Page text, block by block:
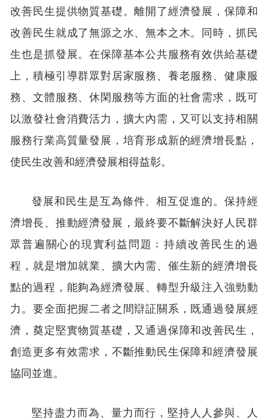
改善民生提供物質基礎。離開了經濟發展，保障和
改善民生就成了無源之水、無本之木。同時，抓民
生也是抓發展。在保障基本公共服務有效供給基礎
上，積極引導群眾對居家服務、養老服務、健康服
務、文體服務、休閑服務等方面的社會需求，既可
以激發社會消費活力，擴大內需，又可以支持相關
服務行業高質量發展，培育形成新的經濟增長點，
使民生改善和經濟發展相得益彰。
發展和民生是互為條件、相互促進的。保持經
濟增長、推動經濟發展，最終要不斷解決好人民群
眾普遍關心的現實利益問題﹔持續改善民生的過
程，就是增加就業、擴大內需、催生新的經濟增長
點的過程，能夠為經濟發展、轉型升級注入強勁動
力。要全面把握二者之間辯証關系，既通過發展經
濟，奠定堅實物質基礎，又通過保障和改善民生，
創造更多有效需求，不斷推動民生保障和經濟發展
協同並進。
堅持盡力而為、量力而行，堅持人人參與、人